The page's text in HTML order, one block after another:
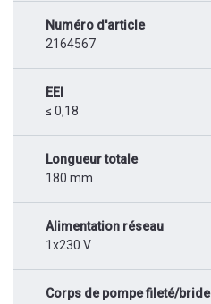
Numéro d'article
2164567
EEI
≤ 0,18
Longueur totale
180 mm
Alimentation réseau
1x230 V
Corps de pompe fileté/bride